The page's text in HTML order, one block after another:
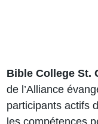
Bible College St.
de l’Alliance
participants actifs